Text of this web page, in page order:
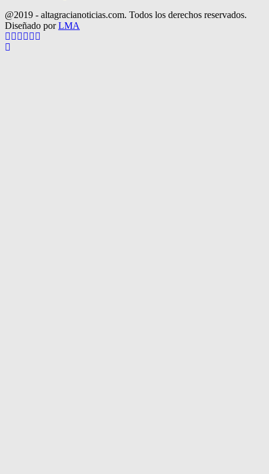
@2019 - altagracianoticias.com. Todos los derechos reservados.
Diseñado porLMA
Facebook
Twitter
Instagram
Pinterest
Google